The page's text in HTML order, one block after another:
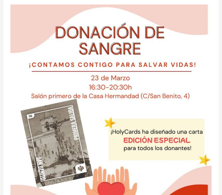
Sangre
marzo
Casa
Hermandad